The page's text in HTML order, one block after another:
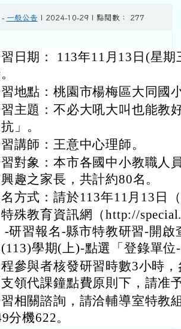
- 一般公告 | 2024-10-29 | 點閱數： 277
日期： 113年11月13日(星
地點：桃園市楊梅區大同國
主題：不必大吼大叫也能教
」。
講師：王意中心理師。
對象：本市各國中小教職人
趣之家長，共計約80名。
方式：請於113年11月13日
特殊教育資訊網（http://
-研習報名-縣市特教研習-開
學期(上)-點選「登錄單
參與者核發研習時數3小時
領代課鐘點費原則下，請准
相關諮詢，請洽輔導室特教
分機622。